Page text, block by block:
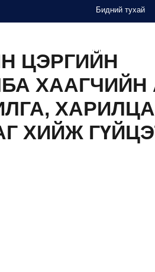
Бидний тухай
СУРГАЛТ
ЦЭРГИЙН
ХИЙЖ